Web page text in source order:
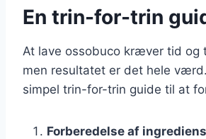
En trin-for-trin
At lave ossobuco kræver tid og
men resultatet er det hele
simpel trin-for-trin guide til at
Forberedelse af